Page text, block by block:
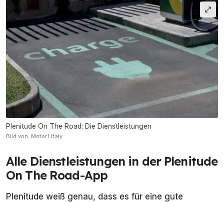
Plenitude On The Road: Die Dienstleistungen
Bild von: Motor1 Italy
Alle Dienstleistungen in der Plenitude
On The Road-App
Plenitude weiß genau, dass es für eine gute